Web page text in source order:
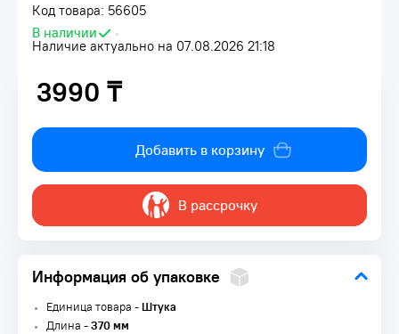
Код товара: 56605
В наличии
•
Наличие актуально на 07.08.2026 21:18
3990 ₸
3990 ₸
Добавить в корзину
В рассрочку
Информация об упаковке
Единица товара -Штука
Длина -370 мм